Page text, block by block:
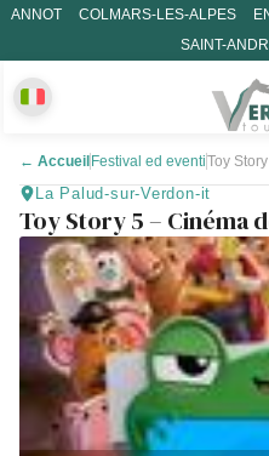
ANNOT COLMARS-LES-ALPES
SAINT-
← Accueil Festival ed eventiToy
La Palud-sur-Verdon-it
Toy Story 5 – Cinéma